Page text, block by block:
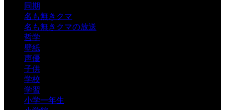
同期
名も無きクマ
名も無きクマの放送
哲学
壁紙
声優
子供
学校
学習
小学一年生